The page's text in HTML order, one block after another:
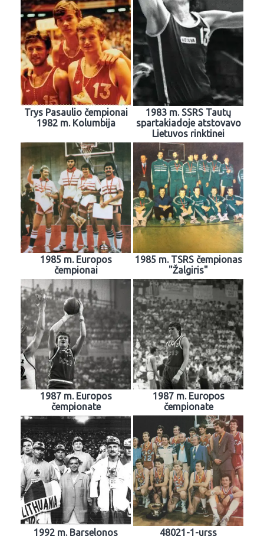
Trys Pasaulio čempionai
1982 m. Kolumbija
1983 m. SSRS Tautų
spartakiadoje atstovavo
Lietuvos rinktinei
1985 m. Europos
čempionai
1985 m. TSRS čempionas
"Žalgiris"
1987 m. Europos
čempionate
1987 m. Europos
čempionate
1992 m. Barselonos 48021-1-urss